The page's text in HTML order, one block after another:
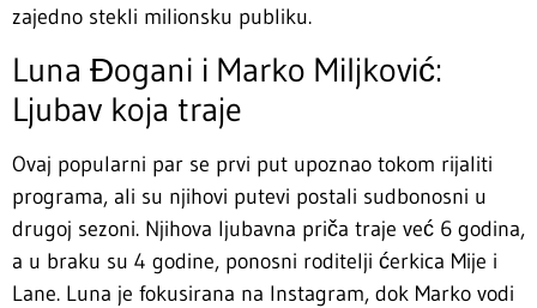
zajedno stekli milionsku publiku.
Luna Đogani i Marko Miljković:
Ljubav koja traje
Ovaj popularni par se prvi put upoznao tokom rijaliti
programa, ali su njihovi putevi postali sudbonosni u
drugoj sezoni. Njihova ljubavna priča traje već 6 godina,
a u braku su 4 godine, ponosni roditelji ćerkica Mije i
Lane. Luna je fokusirana na Instagram, dok Marko vodi